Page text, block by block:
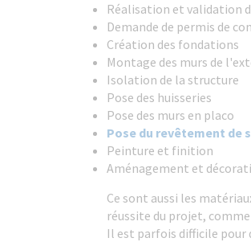
Réalisation et validation
Demande de permis de
Création des fondations
Montage des murs de
Isolation de la structure
Pose des huisseries
Pose des murs en placo
Pose du revêtement de
Peinture et finition
Aménagement et
Ce sont aussi les
réussite du projet,
Il est parfois difficile pour